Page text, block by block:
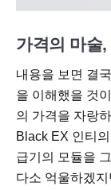
가격의 마술,
내용을 보면 결
을 이해했을 것
의 가격을 자랑
Black EX 인티
급기의 모듈을
다소 억울하겠